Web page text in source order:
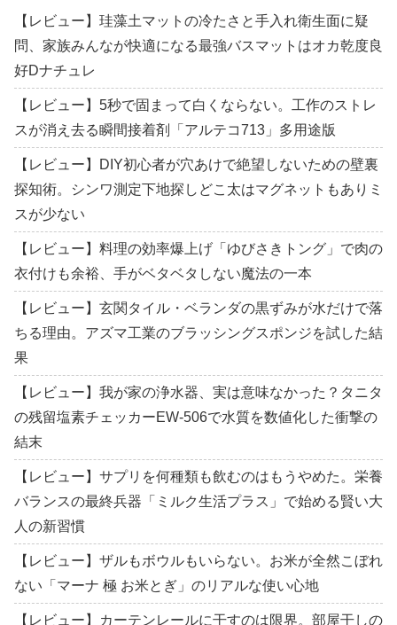
【レビュー】珪藻土マットの冷たさと手入れ衛生面に疑
問、家族みんなが快適になる最強バスマットはオカ乾度良
好Dナチュレ
【レビュー】5秒で固まって白くならない。工作のストレ
スが消え去る瞬間接着剤「アルテコ713」多用途版
【レビュー】DIY初心者が穴あけで絶望しないための壁裏
探知術。シンワ測定下地探しどこ太はマグネットもありミ
スが少ない
【レビュー】料理の効率爆上げ「ゆびさきトング」で肉の
衣付けも余裕、手がベタベタしない魔法の一本
【レビュー】玄関タイル・ベランダの黒ずみが水だけで落
ちる理由。アズマ工業のブラッシングスポンジを試した結
果
【レビュー】我が家の浄水器、実は意味なかった？タニタ
の残留塩素チェッカーEW-506で水質を数値化した衝撃の
結末
【レビュー】サプリを何種類も飲むのはもうやめた。栄養
バランスの最終兵器「ミルク生活プラス」で始める賢い大
人の新習慣
【レビュー】ザルもボウルもいらない。お米が全然こぼれ
ない「マーナ 極 お米とぎ」のリアルな使い心地
【レビュー】カーテンレールに干すのは限界。部屋干しの